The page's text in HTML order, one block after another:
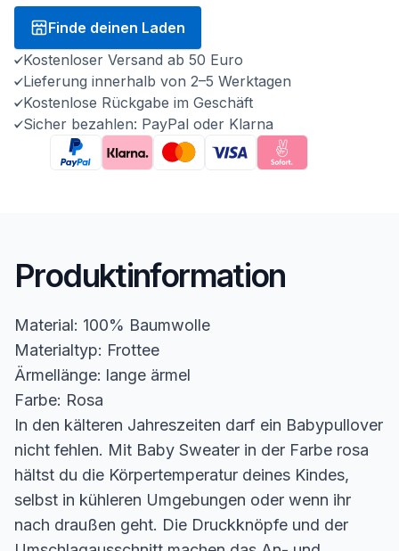
Finde deinen Laden
Kostenloser Versand ab 50 Euro
Lieferung innerhalb von 2–5 Werktagen
Kostenlose Rückgabe im Geschäft
Sicher bezahlen: PayPal oder Klarna
Produktinformation
Material: 100% Baumwolle
Materialtyp: Frottee
Ärmellänge: lange ärmel
Farbe: Rosa
In den kälteren Jahreszeiten darf ein Babypullover
nicht fehlen. Mit Baby Sweater in der Farbe rosa
hältst du die Körpertemperatur deines Kindes,
selbst in kühleren Umgebungen oder wenn ihr
nach draußen geht. Die Druckknöpfe und der